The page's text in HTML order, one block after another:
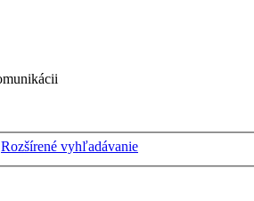
Rozšírené vyhľadávanie